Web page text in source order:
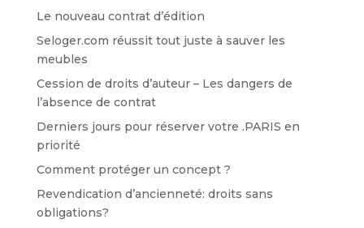
Le nouveau contrat d’édition
Seloger.com réussit tout juste à sauver les
meubles
Cession de droits d’auteur – Les dangers de
l’absence de contrat
Derniers jours pour réserver votre .PARIS en
priorité
Comment protéger un concept ?
Revendication d’ancienneté: droits sans
obligations?